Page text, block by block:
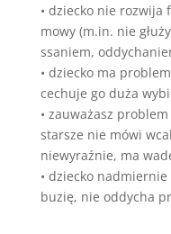
• dziecko nie
mowy (m.in. nie
ssaniem,
• dziecko ma
cechuje go duża
• zauważasz
starsze nie mówi
niewyraźnie, ma
• dziecko
buzię, nie oddycha